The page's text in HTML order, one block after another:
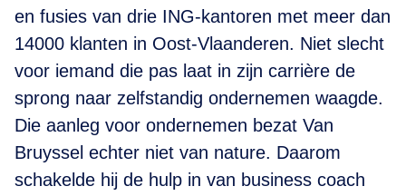
en fusies van drie ING-kantoren met meer dan
14000 klanten in Oost-Vlaanderen. Niet slecht
voor iemand die pas laat in zijn carrière de
sprong naar zelfstandig ondernemen waagde.
Die aanleg voor ondernemen bezat Van
Bruyssel echter niet van nature. Daarom
schakelde hij de hulp in van business coach